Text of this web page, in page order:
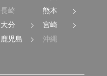
長崎
熊本
大分
宮崎
鹿児島
沖縄